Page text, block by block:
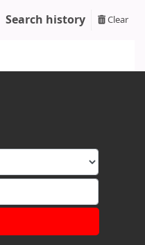
Search history Clear